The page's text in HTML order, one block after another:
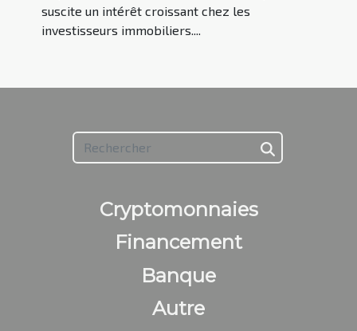
suscite un intérêt croissant chez les
investisseurs immobiliers....
Cryptomonnaies
Financement
Banque
Autre